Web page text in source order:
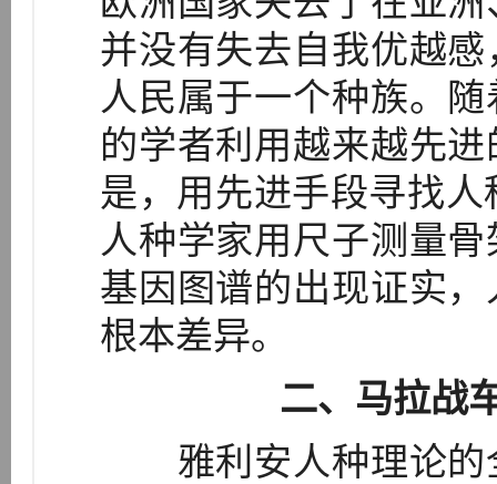
并没有失去自我优越
人民属于一个种族。
的学者利用越来越先
是，用先进手段寻找
人种学家用尺子测量
基因图谱的出现证实
根本差异。
二、马拉战
雅利安人种理论的